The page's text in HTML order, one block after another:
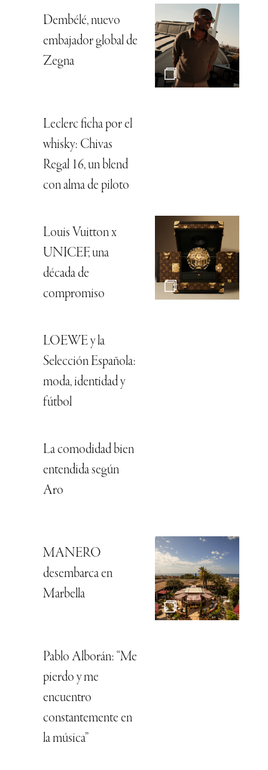
Dembélé, nuevo
embajador global de
Zegna
Leclerc ficha por el
whisky: Chivas
Regal 16, un blend
con alma de piloto
Louis Vuitton x
UNICEF, una
década de
compromiso
LOEWE y la
Selección Española:
moda, identidad y
fútbol
La comodidad bien
entendida según
Aro
MANERO
desembarca en
Marbella
Pablo Alborán: “Me
pierdo y me
encuentro
constantemente en
la música”